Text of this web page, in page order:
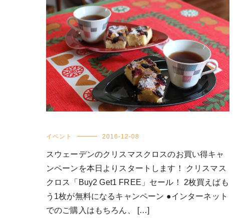
イベント 2016-12-08
スウェーデンのクリスマスクロスのお買い得キャ
ンペーンを本日よりスタートします！ クリスマス
クロス「Buy2 Get1 FREE」セール！ 2枚買えばも
う1枚が無料になるキャンペーン ●インターネット
でのご購入はもちろん、 […]